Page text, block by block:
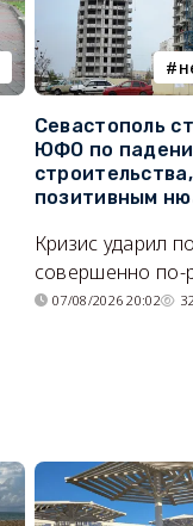
Севастополь
ЮФО по
позитивным
Кризис ударил
совершенно по-
07/08/2026 20:02